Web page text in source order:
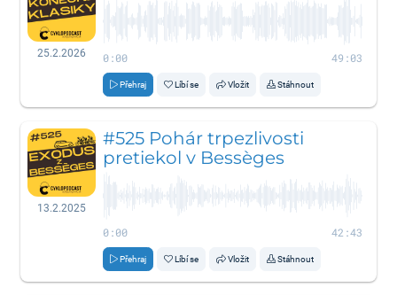
25.2.2026 0:00 49:03
Přehraj Líbí se Vložit Stáhnout
13.2.2025
#525 Pohár trpezlivosti
pretiekol v Bessèges
0:00 42:43
Přehraj Líbí se Vložit Stáhnout